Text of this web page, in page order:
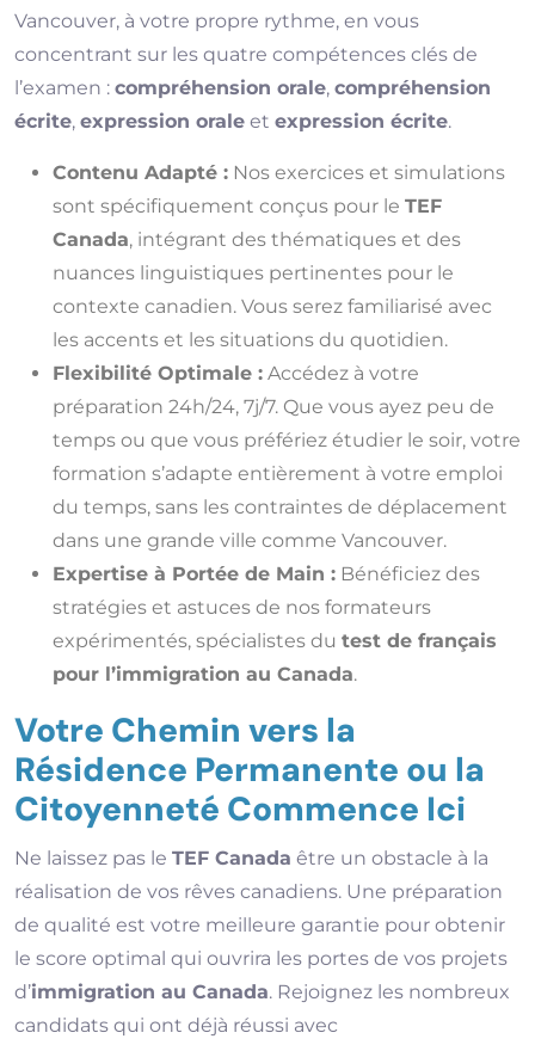
Vancouver, à votre propre rythme, en vous
concentrant sur les quatre compétences clés de
l’examen : compréhension orale, compréhension
écrite, expression orale et expression écrite.
Contenu Adapté : Nos exercices et simulations
sont spécifiquement conçus pour le TEF
Canada, intégrant des thématiques et des
nuances linguistiques pertinentes pour le
contexte canadien. Vous serez familiarisé avec
les accents et les situations du quotidien.
Flexibilité Optimale : Accédez à votre
préparation 24h/24, 7j/7. Que vous ayez peu de
temps ou que vous préfériez étudier le soir, votre
formation s’adapte entièrement à votre emploi
du temps, sans les contraintes de déplacement
dans une grande ville comme Vancouver.
Expertise à Portée de Main : Bénéficiez des
stratégies et astuces de nos formateurs
expérimentés, spécialistes du test de français
pour l’immigration au Canada.
Votre Chemin vers la
Résidence Permanente ou la
Citoyenneté Commence Ici
Ne laissez pas le TEF Canada être un obstacle à la
réalisation de vos rêves canadiens. Une préparation
de qualité est votre meilleure garantie pour obtenir
le score optimal qui ouvrira les portes de vos projets
d’immigration au Canada. Rejoignez les nombreux
candidats qui ont déjà réussi avec